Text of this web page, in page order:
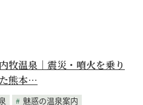
牧温泉｜震災・噴火を乗り
熊本…
魅惑の温泉案内